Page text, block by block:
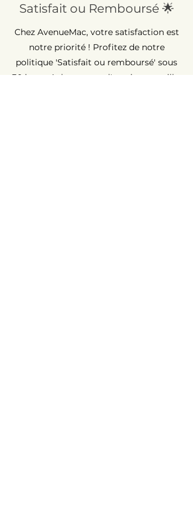
Satisfait ou Remboursé 🌟
Chez AvenueMac, votre satisfaction est
notre priorité ! Profitez de notre
politique 'Satisfait ou remboursé' sous
30 jours. Achetez avec l'esprit tranquille,